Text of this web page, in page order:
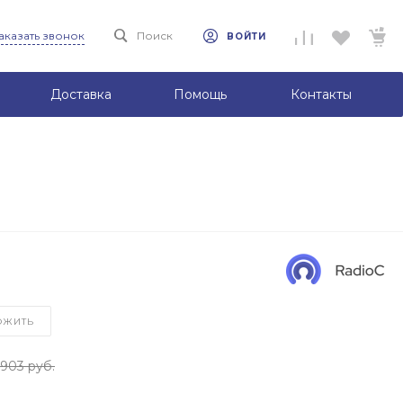
звонок Поиск ВОЙТИ
Доставка Помощь Контакты
903 руб.